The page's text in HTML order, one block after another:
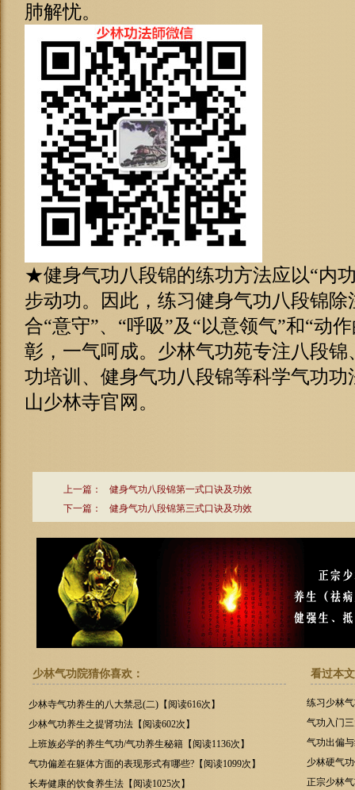
肺解忧。
★健身气功八段锦的练功方法应以“内
步动功。因此，练习健身气功八段锦
合“意守”、“呼吸”及“以意领气”和“动
彰，一气呵成。少林气功苑专注八段
功培训、健身气功八段锦等科学气功功
山少林寺官网。
上一篇：
健身气功八段锦第一式口诀及功效
下一篇：
健身气功八段锦第三式口诀及功效
少林气功院猜你喜欢：
少林寺气功养生的八大禁忌(二)【阅读616次】
少林气功养生之提肾功法【阅读602次】
上班族必学的养生气功/气功养生秘籍【阅读1136次】
气功偏差在躯体方面的表现形式有哪些?【阅读1099次】
长寿健康的饮食养生法【阅读1025次】
看过本
练习少林
气功入门
气功出偏
少林硬气
正宗少林